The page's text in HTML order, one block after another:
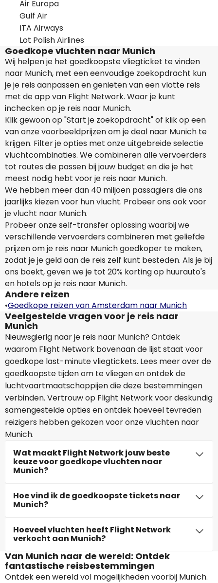
Air Europa
Gulf Air
ITA Airways
Lot Polish Airlines
Goedkope vluchten naar Munich
Wij helpen je het goedkoopste vliegticket te vinden
naar Munich, met een eenvoudige zoekopdracht kun
je je reis aanpassen en genieten van een vlotte reis
met de app van Flight Network. Waar je kunt
inchecken op je reis naar Munich.
Klik gewoon op "Start je zoekopdracht" of klik op een
van onze voorbeeldprijzen om je deal naar Munich te
krijgen. Filter je opties met onze uitgebreide selectie
vluchtcombinaties. We combineren alle vervoerders
tot routes die passen bij jouw budget en die je het
meest nodig hebt voor je reis naar Munich.
We hebben meer dan 40 miljoen passagiers die ons
jaarlijks kiezen voor hun vlucht. Probeer ons ook voor
je vlucht naar Munich.
Probeer onze self-transfer oplossing waarbij we
verschillende vervoerders combineren met geliefde
prijzen om je reis naar Munich goedkoper te maken,
zodat je je geld aan de reis zelf kunt besteden. Als je bij
ons boekt, geven we je tot 20% korting op huurauto's
en hotels op je reis naar Munich.
Andere reizen
•Goedkope reizen van Amsterdam naar Munich
Veelgestelde vragen voor je reis naar
Munich
Nieuwsgierig naar je reis naar Munich? Ontdek
waarom Flight Network bovenaan de lijst staat voor
goedkope last-minute vliegtickets. Lees meer over de
goedkoopste tijden om te vliegen en ontdek de
luchtvaartmaatschappijen die deze bestemmingen
verbinden. Vertrouw op Flight Network voor deskundig
samengestelde opties en ontdek hoeveel tevreden
reizigers hebben gekozen voor onze vluchten naar
Munich.
Wat maakt Flight Network jouw beste
keuze voor goedkope vluchten naar
Munich?
Hoe vind ik de goedkoopste tickets naar
Munich?
Hoeveel vluchten heeft Flight Network
verkocht aan Munich?
Van Munich naar de wereld: Ontdek
fantastische reisbestemmingen
Ontdek een wereld vol mogelijkheden voorbij Munich.